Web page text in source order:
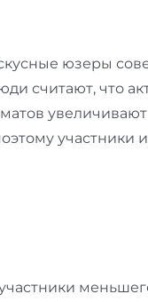
юзеры
считают, что
участники